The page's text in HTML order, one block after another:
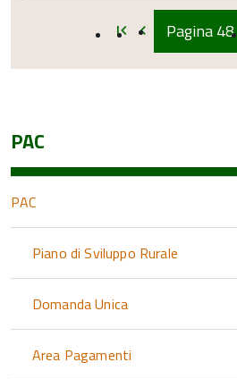
first_page Inizio
chevron_left Inizio
Pagina48
PAC
PAC
Piano di Sviluppo Rurale
Domanda Unica
Area Pagamenti